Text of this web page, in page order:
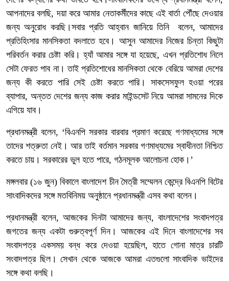
আপনাদের বলছি, দয়া করে আমার নেতাকর্মীদের কাছে এই বার্তা পৌঁছে দেওয়ার
জন্য অনুরোধ করছি।সবার প্রতি আহ্বান জানিয়ে তিনি বলেন, আমাদের
প্রতিহিংসার মানসিকতা বদলাতে হবে। আসুন আমাদের নিজের চিন্তা কিছুটা
পরিবর্তন করার চেষ্টা করি। হ্যাঁ আমার সঙ্গে যা হয়েছে, এখন প্রতিশোধ নিলে
সেটা ফেরত পাব না। তাই প্রতিশোধের মানসিকতা থেকে বেরিয়ে আমরা দেশের
জন্য কী করতে পারি সেই চেষ্টা করতে পারি। সাকসেসফুল হওয়া পরের
ব্যাপার, অন্তত দেশের জন্য কাজ করার মাইন্ডসেট নিয়ে আমরা সামনের দিকে
এগিয়ে যাব।
প্রধানমন্ত্রী বলেন, ‘বিএনপি সরকার বারবার প্রমাণ করেছে গণমাধ্যমের সঙ্গে
তাদের শত্রুতা নেই। আর তাই বর্তমান সরকার গণমাধ্যমের স্বাধীনতা নিশ্চিত
করতে চায়। সরকারের ভুল হতে পারে, গঠনমূলক আলোচনা হোক।’
মঙ্গলবার (১৬ জুন) বিকালে বাংলাদেশ চীন মৈত্রী সম্মেলন কেন্দ্রে বিএনপি বিটের
সাংবাদিকদের সঙ্গে মতবিনিময় অনুষ্ঠানে প্রধানমন্ত্রী এসব কথা বলেন।
প্রধানমন্ত্রী বলেন, আজকের দিনটা আমাদের জন্য, বাংলাদেশের সংবাদপত্র
জগতের জন্য একটা গুরুত্বপূর্ণ দিন। আজকের এই দিনে বাংলাদেশের সব
সংবাদপত্র একসময় বন্ধ করে দেওয়া হয়েছিল, হাতে গোনা মাত্র চারটি
সংবাদপত্র ছিল। সেখান থেকে আজকে আমরা এতগুলো সাংবাদিক ভাইদের
সঙ্গে কথা বলছি।